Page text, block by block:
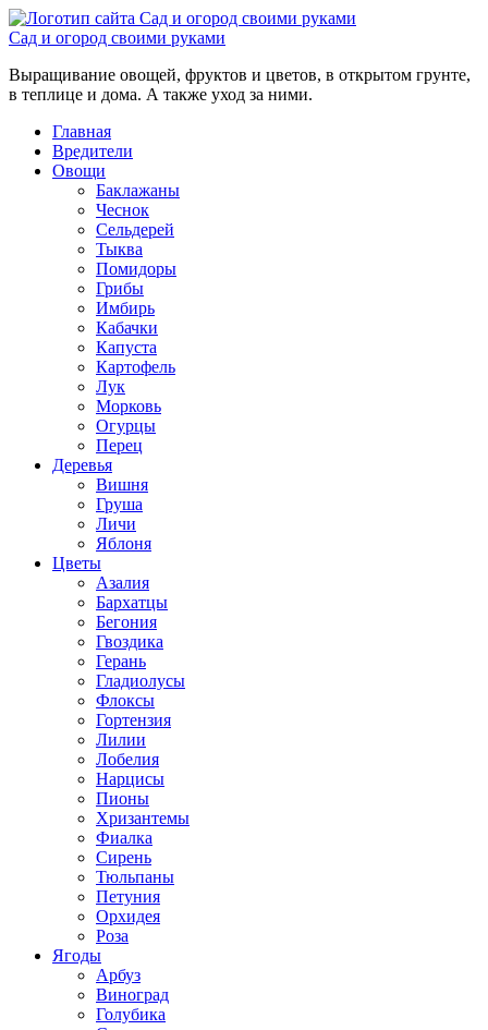
Сад и огород своими руками
Выращивание овощей, фруктов и цветов, в открытом грунте,
в теплице и дома. А также уход за ними.
Главная
Вредители
Овощи
Баклажаны
Чеснок
Сельдерей
Тыква
Помидоры
Грибы
Имбирь
Кабачки
Капуста
Картофель
Лук
Морковь
Огурцы
Перец
Деревья
Вишня
Груша
Личи
Яблоня
Цветы
Азалия
Бархатцы
Бегония
Гвоздика
Герань
Гладиолусы
Флоксы
Гортензия
Лилии
Лобелия
Нарцисы
Пионы
Хризантемы
Фиалка
Сирень
Тюльпаны
Петуния
Орхидея
Роза
Ягоды
Арбуз
Виноград
Голубика